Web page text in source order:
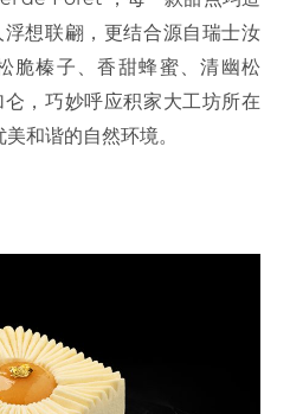
想联翩，更结合源自瑞士汝
脆榛子、香甜蜂蜜、清幽松
，巧妙呼应积家大工坊所在
和谐的自然环境。